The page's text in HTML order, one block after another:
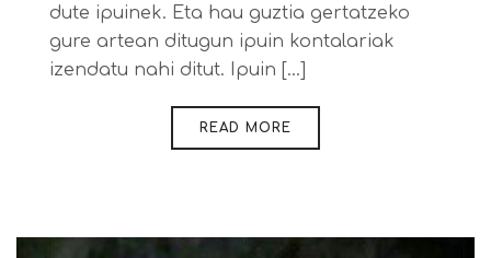
dute ipuinek. Eta hau guztia gertatzeko
gure artean ditugun ipuin kontalariak
izendatu nahi ditut. Ipuin [...]
READ MORE